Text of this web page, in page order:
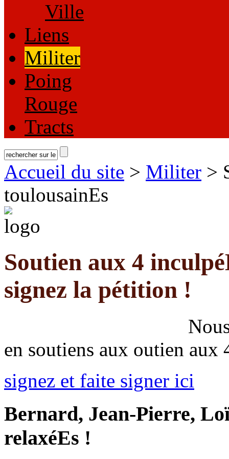
Ville
Liens
Militer
Poing
Rouge
Tracts
Accueil du site > Militer >
toulousainEs
Soutien aux 4
signez la pétition !
en soutiens aux outien
signez et faite signer ici
Bernard, Jean-Pierre,
relaxéEs !